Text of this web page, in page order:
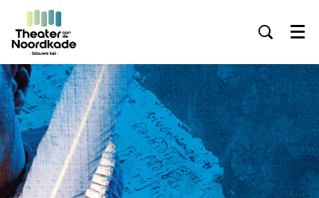
Menu